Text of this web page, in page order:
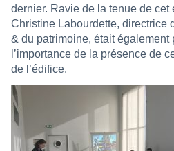
dernier. Ravie de la tenue de cet
Christine Labourdette, directrice
& du patrimoine, était également
l’importance de la présence de
de l’édifice.